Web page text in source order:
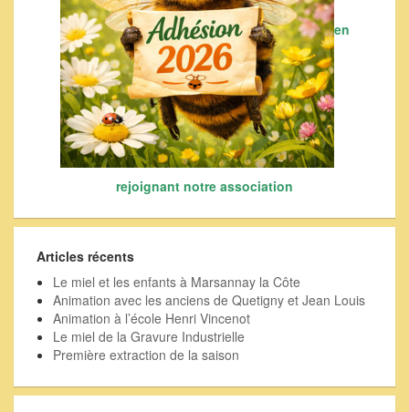
en
rejoignant notre association
Articles récents
Le miel et les enfants à Marsannay la Côte
Animation avec les anciens de Quetigny et Jean Louis
Animation à l’école Henri Vincenot
Le miel de la Gravure Industrielle
Première extraction de la saison